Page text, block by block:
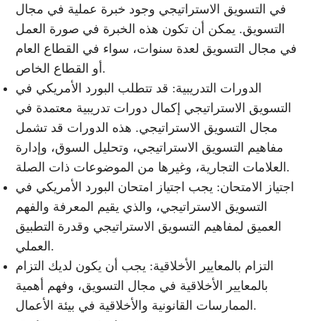
في التسويق الاستراتيجي وجود خبرة عملية في مجال
التسويق. يمكن أن تكون هذه الخبرة في صورة العمل
في مجال التسويق لعدة سنوات، سواء في القطاع العام
أو القطاع الخاص.
الدورات التدريبية: قد تتطلب البورد الأمريكي في
التسويق الاستراتيجي إكمال دورات تدريبية معتمدة في
مجال التسويق الاستراتيجي. هذه الدورات قد تشمل
مفاهيم التسويق الاستراتيجي، وتحليل السوق، وإدارة
العلامات التجارية، وغيرها من الموضوعات ذات الصلة.
اجتياز الامتحان: يجب اجتياز امتحان البورد الأمريكي في
التسويق الاستراتيجي، والذي يقيم المعرفة والفهم
العميق لمفاهيم التسويق الاستراتيجي وقدرة التطبيق
العملي.
التزام بالمعايير الأخلاقية: يجب أن يكون لديك التزام
بالمعايير الأخلاقية في مجال التسويق، وفهم أهمية
الممارسات القانونية والأخلاقية في بيئة الأعمال.